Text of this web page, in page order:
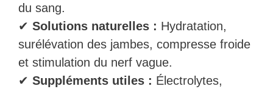
du sang.
✔ Solutions naturelles : Hydratation,
surélévation des jambes, compresse froide
et stimulation du nerf vague.
✔ Suppléments utiles : Électrolytes,